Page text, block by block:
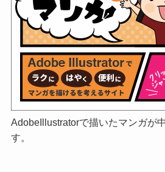
AdobeIllustratorで描いたマンガが
す。